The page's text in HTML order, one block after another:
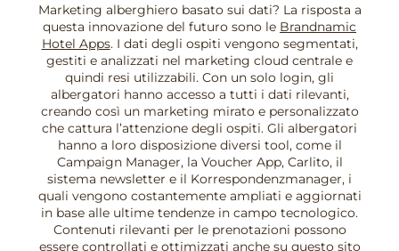
Marketing alberghiero basato sui dati? La risposta a
questa innovazione del futuro sono le Brandnamic
Hotel Apps. I dati degli ospiti vengono segmentati,
gestiti e analizzati nel marketing cloud centrale e
quindi resi utilizzabili. Con un solo login, gli
albergatori hanno accesso a tutti i dati rilevanti,
creando così un marketing mirato e personalizzato
che cattura l’attenzione degli ospiti. Gli albergatori
hanno a loro disposizione diversi tool, come il
Campaign Manager, la Voucher App, Carlito, il
sistema newsletter e il Korrespondenzmanager, i
quali vengono costantemente ampliati e aggiornati
in base alle ultime tendenze in campo tecnologico.
Contenuti rilevanti per le prenotazioni possono
essere controllati e ottimizzati anche su questo sito